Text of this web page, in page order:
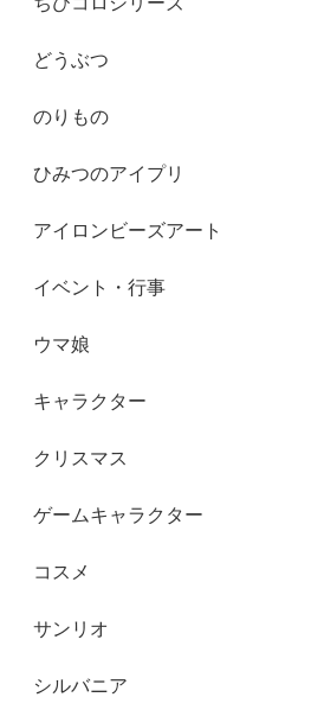
どうぶつ
のりもの
ひみつのアイプリ
アイロンビーズアート
イベント・行事
ウマ娘
キャラクター
クリスマス
ゲームキャラクター
コスメ
サンリオ
シルバニア